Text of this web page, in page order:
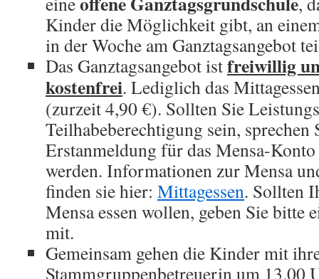
Kinder die Möglichkeit gibt, an
in der Woche am Ganztagsangebot
Das Ganztagsangebot istfreiwillig
kostenfrei. Lediglich das
(zurzeit 4,90 €). Sollten Sie
Teilhabeberechtigung sein, sprechen
Erstanmeldung für das Mensa-Konto
werden. Informationen zur Mensa
finden sie hier: Mittagessen. Sollten
Mensa essen wollen, geben Sie bitte
mit.
Gemeinsam gehen die Kinder mit
Stammgruppenbetreuerin um 13.00